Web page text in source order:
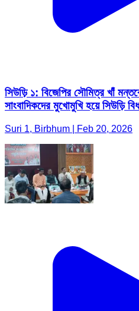
সিউড়ি ১: বিজেপির সৌমিত্র খাঁ
সাংবাদিকদের মুখোমুখি হয়ে সিউড়ি
Suri 1, Birbhum | Feb 20, 2026